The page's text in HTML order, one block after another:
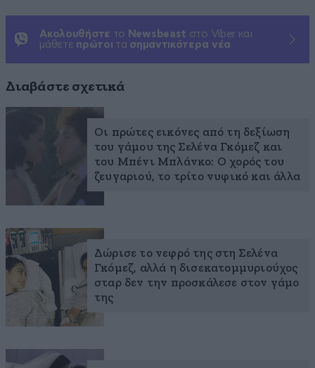
Ακολουθήστε το Newsbeast στο Viber και
μάθετε πρώτοι τα σημαντικότερα νέα
Διαβάστε σχετικά
Οι πρώτες εικόνες από τη δεξίωση
του γάμου της Σελένα Γκόμεζ και
του Μπένι Μπλάνκο: Ο χορός του
ζευγαριού, το τρίτο νυφικό και άλλα
Δώρισε το νεφρό της στη Σελένα
Γκόμεζ, αλλά η δισεκατομμυριούχος
σταρ δεν την προσκάλεσε στον γάμο
της